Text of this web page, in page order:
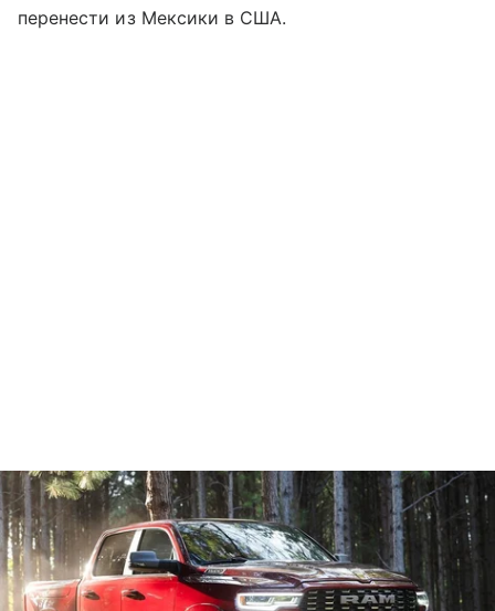
перенести из Мексики в США.